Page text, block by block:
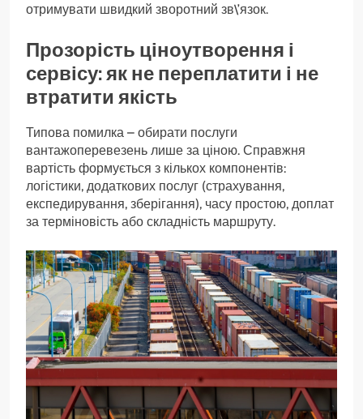
отримувати швидкий зворотний зв\’язок.
Прозорість ціноутворення і
сервісу: як не переплатити і не
втратити якість
Типова помилка – обирати послуги
вантажоперевезень лише за ціною. Справжня
вартість формується з кількох компонентів:
логістики, додаткових послуг (страхування,
експедирування, зберігання), часу простою, доплат
за терміновість або складність маршруту.